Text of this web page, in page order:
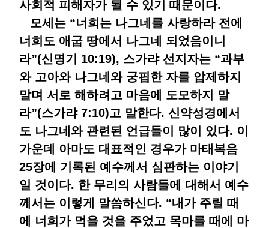
사회적 피해자가 될 수 있기 때문이다.
모세는 “너희는 나그네를 사랑하라 전에
너희도 애굽 땅에서 나그네 되었음이니
라”(신명기 10:19), 스가랴 선지자는 “과부
와 고아와 나그네와 궁핍한 자를 압제하지
말며 서로 해하려고 마음에 도모하지 말
라”(스가랴 7:10)고 말한다. 신약성경에서
도 나그네와 관련된 언급들이 많이 있다. 이
가운데 아마도 대표적인 경우가 마태복음
25장에 기록된 예수께서 심판하는 이야기
일 것이다. 한 무리의 사람들에 대해서 예수
께서는 이렇게 말씀하신다. “내가 주릴 때
에 너희가 먹을 것을 주었고 목마를 때에 마